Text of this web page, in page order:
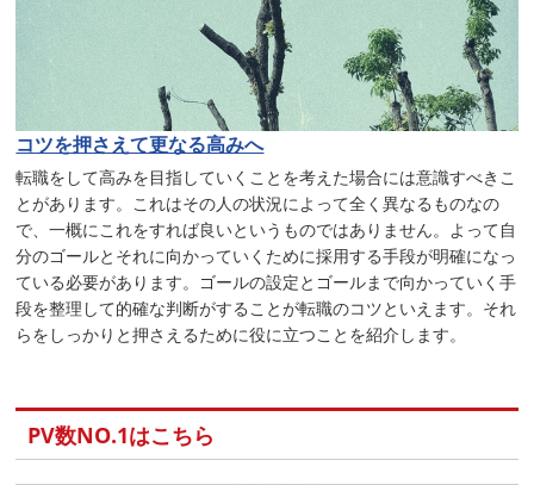
コツを押さえて更なる高みへ
転職をして高みを目指していくことを考えた場合には意識すべきこ
とがあります。これはその人の状況によって全く異なるものなの
で、一概にこれをすれば良いというものではありません。よって自
分のゴールとそれに向かっていくために採用する手段が明確になっ
ている必要があります。ゴールの設定とゴールまで向かっていく手
段を整理して的確な判断がすることが転職のコツといえます。それ
らをしっかりと押さえるために役に立つことを紹介します。
PV数NO.1はこちら